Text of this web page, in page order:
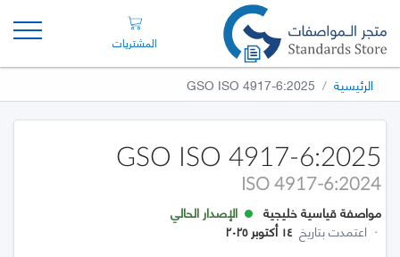
المشتريات
الرئيسية GSO ISO 4917-6:2025
GSO ISO 4917-6:2025
ISO 4917-6:2024
مواصفة قياسية خليجية
الإصدار الحالي
· اعتمدت بتاريخ ١٤ أكتوبر ٢٠٢٥